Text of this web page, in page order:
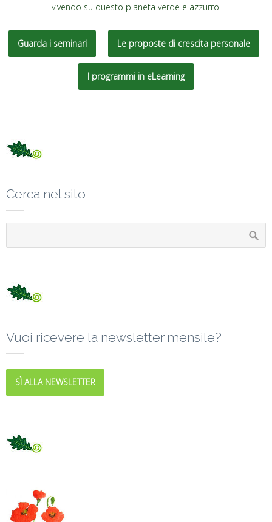
vivendo su questo pianeta verde e azzurro.
Guarda i seminari Le proposte di crescita personale
I programmi in eLearning
Cerca nel sito
Vuoi ricevere la newsletter mensile?
SÌ ALLA NEWSLETTER